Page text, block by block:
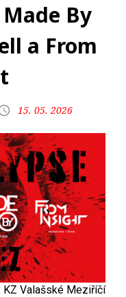
By
a From
15. 05. 2026
KZ Valašské Meziříčí